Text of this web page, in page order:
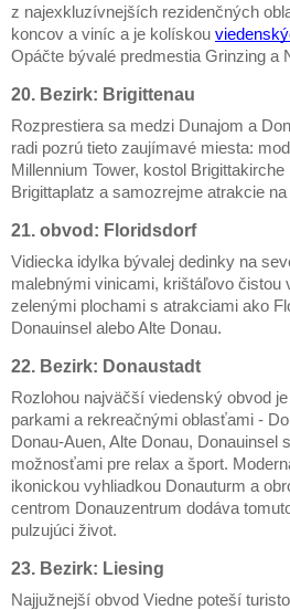
z najexkluzívnejších rezidenčných
koncov a viníc a je kolískou
Opáčte bývalé predmestia Grinzing a
20. Bezirk: Brigittenau
Rozprestiera sa medzi Dunajom a
radi pozrú tieto zaujímavé miesta:
Millennium Tower, kostol
Brigittaplatz a samozrejme atrakcie
21. obvod: Floridsdorf
Vidiecka idylka bývalej dedinky na
malebnými vinicami, krištáľovo čistou
zelenými plochami s atrakciami ako
Donauinsel alebo Alte Donau.
22. Bezirk: Donaustadt
Rozlohou najväčší viedenský obvod
parkami a rekreačnými oblasťami -
Donau-Auen, Alte Donau, Donauinsel
možnosťami pre relax a šport.
ikonickou vyhliadkou Donauturm a
centrom Donauzentrum dodáva
pulzujúci život.
23. Bezirk: Liesing
Najjužnejší obvod Viedne poteší